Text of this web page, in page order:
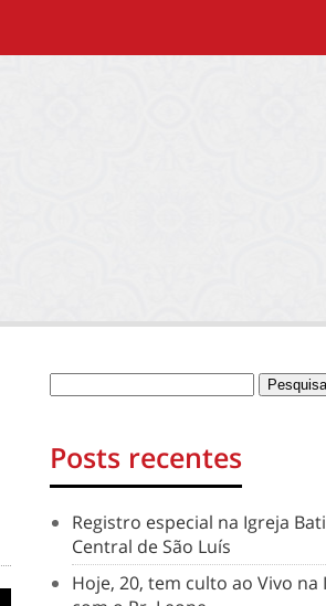
Posts recentes
Registro especial na Igreja
Central de São Luís
Hoje, 20, tem culto ao Vivo na